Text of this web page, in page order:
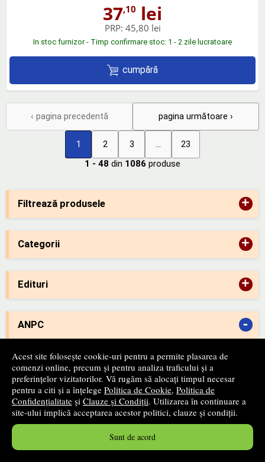
Acest site folosește cookie-uri pentru a permite plasarea de
comenzi online, precum și pentru analiza traficului și a
preferințelor vizitatorilor. Vă rugăm să alocați timpul necesar
pentru a citi și a înțelege Politica de Cookie, Politica de
Confidențialitate și Clauze și Condiții. Utilizarea în continuare a
site-ului implică acceptarea acestor politici, clauze și condiții.
Sunt de acord
Filtrează produsele +
Categorii +
Edituri +
ANPC -
SAL
37,10 lei
PRP: 45,80 lei
In stoc furnizor - Timp confirmare stoc: 1 - 2 zile lucratoare
cumpără
‹ pagina precedentă
1 2 3 23
pagina următoare ›
1 - 48 din 1086 produse
Newsletter